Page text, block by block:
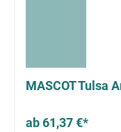
MASCOT Tulsa
ab 61,37 €*